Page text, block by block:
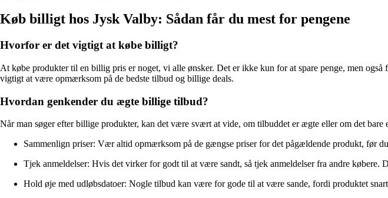
Køb billigt hos Jysk Valby: Sådan får du mest for pengene
Hvorfor er det vigtigt at købe billigt?
At købe produkter til en billig pris er noget, vi alle ønsker. Det er ikke kun for at spare penge, men
vigtigt at være opmærksom på de bedste tilbud og billige deals.
Hvordan genkender du ægte billige tilbud?
Når man søger efter billige produkter, kan det være svært at vide, om tilbuddet er ægte eller om det
Sammenlign priser: Vær altid opmærksom på de gængse priser for det pågældende produkt, før
Tjek anmeldelser: Hvis det virker for godt til at være sandt, så tjek anmeldelser fra andre
Hold øje med udløbsdatoer: Nogle tilbud kan være for gode til at være sande, fordi produktet